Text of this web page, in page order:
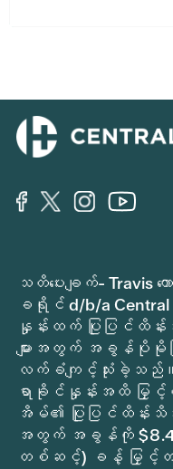
သတိပေးချက်- Travis က
ခရိုင် d/b/a
နှုန်းထက် ပြုပြင်ထိ
များအတွက် အခွန်ပို
လက်ခံကျင့်သုံးခဲ့သည်
ရာခိုင်နှုန်းအထိ မြှင့်
အိမ်၏ ပြုပြင်ထိန်း
အတွက် အခွန်ကို $8.41 (
တစ်ဆင့်) ခန့် မြှ